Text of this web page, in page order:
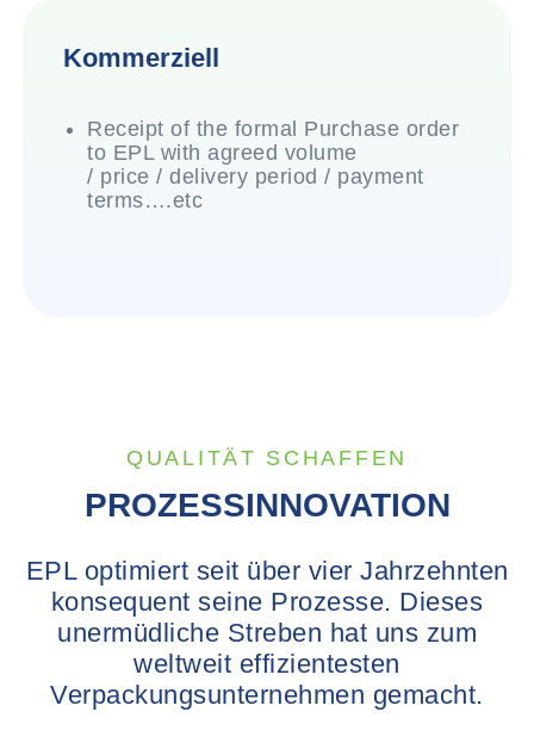
Kommerziell
Receipt of the formal Purchase order
to EPL with agreed volume
/ price / delivery period / payment
terms….etc
QUALITÄT SCHAFFEN
PROZESSINNOVATION
EPL optimiert seit über vier Jahrzehnten
konsequent seine Prozesse. Dieses
unermüdliche Streben hat uns zum
weltweit effizientesten
Verpackungsunternehmen gemacht.